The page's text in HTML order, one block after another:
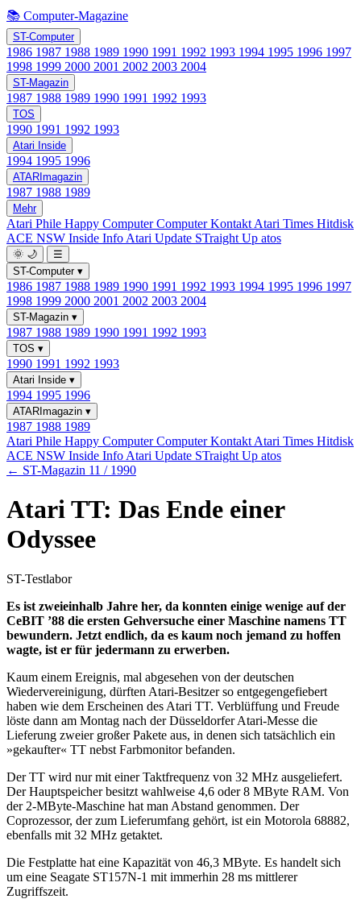
📚 Computer-Magazine
ST-Computer
1986 1987 1988 1989 1990 1991 1992 1993 1994 1995 1996 1997
1998 1999 2000 2001 2002 2003 2004
ST-Magazin
1987 1988 1989 1990 1991 1992 1993
TOS
1990 1991 1992 1993
Atari Inside
1994 1995 1996
ATARImagazin
1987 1988 1989
Mehr
Atari Phile Happy ComputerComputer Kontakt Atari Times Hitdisk
ACE NSW Inside Info Atari Update STraight Up atos
🌞 🌙
☰
ST-Computer ▾
1986 1987 1988 1989 1990 1991 1992 1993 1994 1995 1996 1997
1998 1999 2000 2001 2002 2003 2004
ST-Magazin ▾
1987 1988 1989 1990 1991 1992 1993
TOS ▾
1990 1991 1992 1993
Atari Inside ▾
1994 1995 1996
ATARImagazin ▾
1987 1988 1989
Atari Phile Happy ComputerComputer Kontakt Atari Times Hitdisk
ACE NSW Inside Info Atari Update STraight Up atos
← ST-Magazin 11 / 1990
Atari TT: Das Ende einer
Odyssee
ST-Testlabor
Es ist zweieinhalb Jahre her, da konnten einige wenige auf der
CeBIT ’88 die ersten Gehversuche einer Maschine namens TT
bewundern. Jetzt endlich, da es kaum noch jemand zu hoffen
wagte, ist er für jedermann zu erwerben.
Kaum einem Ereignis, mal abgesehen von der deutschen
Wiedervereinigung, dürften Atari-Besitzer so entgegengefiebert
haben wie dem Erscheinen des Atari TT. Verblüffung und Freude
löste dann am Montag nach der Düsseldorfer Atari-Messe die
Lieferung zweier großer Pakete aus, in denen sich tatsächlich ein
»gekaufter« TT nebst Farbmonitor befanden.
Der TT wird nur mit einer Taktfrequenz von 32 MHz ausgeliefert.
Der Hauptspeicher besitzt wahlweise 4,6 oder 8 MByte RAM. Von
der 2-MByte-Maschine hat man Abstand genommen. Der
Coprozessor, der zum Lieferumfang gehört, ist ein Motorola 68882,
ebenfalls mit 32 MHz getaktet.
Die Festplatte hat eine Kapazität von 46,3 MByte. Es handelt sich
um eine Seagate ST157N-1 mit immerhin 28 ms mittlerer
Zugriffszeit.